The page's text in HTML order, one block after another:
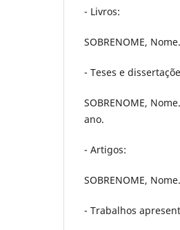
- Livros:
SOBRENOME,
- Teses e
SOBRENOME,
ano.
- Artigos:
SOBRENOME,
- Trabalhos